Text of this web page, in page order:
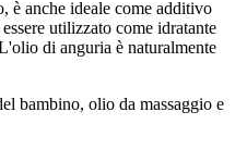
è anche ideale come additivo
utilizzato come idratante
di anguria è naturalmente
bambino, olio da massaggio e